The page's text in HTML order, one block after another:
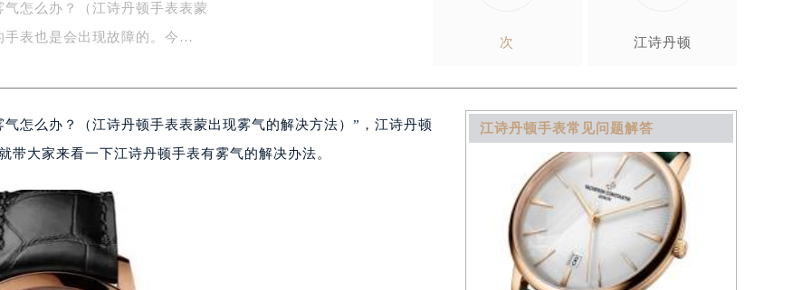
怎么办？（江诗丹顿手表表蒙
手表也是会出现故障的。今…
次 江诗丹顿
怎么办？（江诗丹顿手表表蒙出现雾气的解决方法）”，江诗丹顿
大家来看一下江诗丹顿手表有雾气的解决办法。
江诗丹顿手表常见问题解答